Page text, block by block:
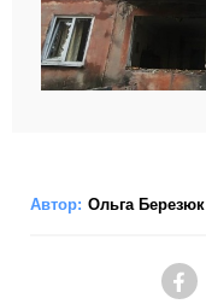
Автор: Ольга Березюк